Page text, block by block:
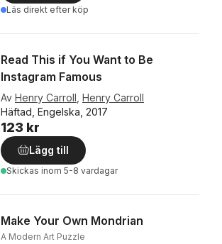
Läs direkt efter köp
Read This if You Want to Be
Instagram Famous
Av Henry Carroll Henry Carroll
Häftad, Engelska, 2017
123 kr
Lägg till
Skickas inom 5-8 vardagar
Make Your Own Mondrian
A Modern Art Puzzle